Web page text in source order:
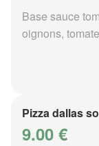
Base sauce
oignons,
Pizza dallas
9.00 €